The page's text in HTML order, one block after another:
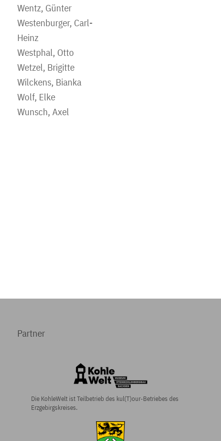
Wentz, Günter
Westenburger, Carl-
Heinz
Westphal, Otto
Wetzel, Brigitte
Wilckens, Bianka
Wolf, Elke
Wunsch, Axel
Partner
Die KohleWelt ist Teilbetrieb des kul(T)our-Betriebes des
Erzgebirgskreises.